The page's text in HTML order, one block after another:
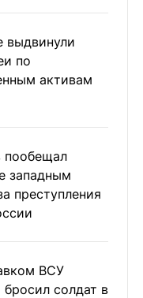
выдвинули
по
активам
пообещал
западным
преступления
ВСУ
солдат в